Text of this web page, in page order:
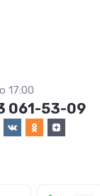
17:00
061-53-09